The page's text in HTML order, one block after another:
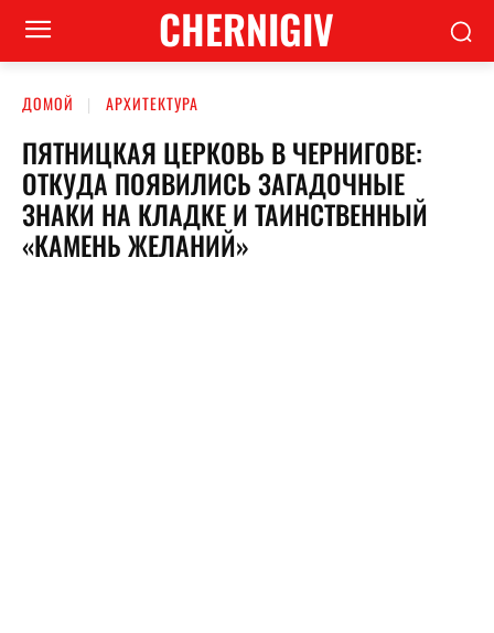
CHERNIGIV
ДОМОЙ АРХИТЕКТУРА
ПЯТНИЦКАЯ ЦЕРКОВЬ В ЧЕРНИГОВЕ:
ОТКУДА ПОЯВИЛИСЬ ЗАГАДОЧНЫЕ
ЗНАКИ НА КЛАДКЕ И ТАИНСТВЕННЫЙ
«КАМЕНЬ ЖЕЛАНИЙ»